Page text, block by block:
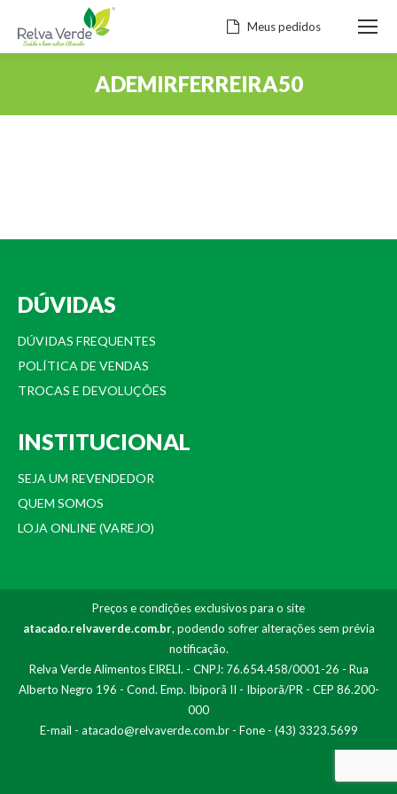
Meus pedidos
ADEMIRFERREIRA50
DÚVIDAS
DÚVIDAS FREQUENTES
POLÍTICA DE VENDAS
TROCAS E DEVOLUÇÕES
INSTITUCIONAL
SEJA UM REVENDEDOR
QUEM SOMOS
LOJA ONLINE (VAREJO)
Preços e condições exclusivos para o site
atacado.relvaverde.com.br, podendo sofrer alterações sem prévia
notificação.
Relva Verde Alimentos EIRELI. - CNPJ: 76.654.458/0001-26 - Rua
Alberto Negro 196 - Cond. Emp. Ibiporã II - Ibiporã/PR - CEP 86.200-
000
E-mail - atacado@relvaverde.com.br- Fone - (43) 3323.5699